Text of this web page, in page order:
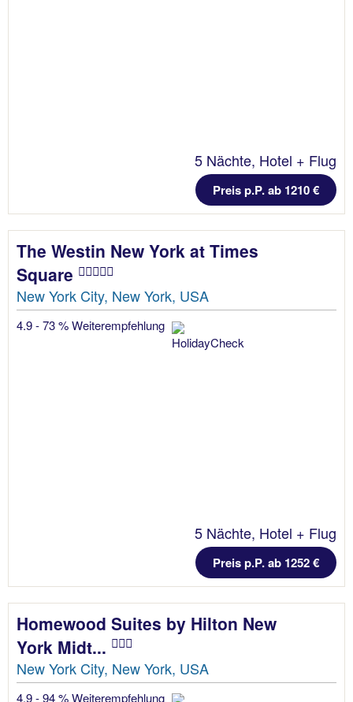
5 Nächte, Hotel + Flug
Preis p.P. ab 1210 €
The Westin New York at Times
Square
New York City, New York, USA
4.9 - 73 % Weiterempfehlung
5 Nächte, Hotel + Flug
Preis p.P. ab 1252 €
Homewood Suites by Hilton New
York Midt...
New York City, New York, USA
4.9 - 94 % Weiterempfehlung